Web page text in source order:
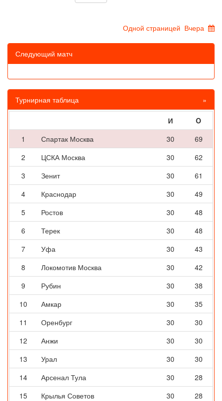
Одной страницей Вчера
Следующий матч
Турнирная таблица »
И
O
1
Спартак Москва 30
69
2
ЦСКА Москва 30
62
3
Зенит 30
61
4
Краснодар 30
49
5
Ростов 30
48
6
Терек 30
48
7
Уфа 30
43
8
Локомотив Москва 30
42
9
Рубин 30
38
10
Амкар 30
35
11
Оренбург 30
30
12
Анжи 30
30
13
Урал 30
30
14
Арсенал Тула 30
28
15
Крылья Советов 30
28